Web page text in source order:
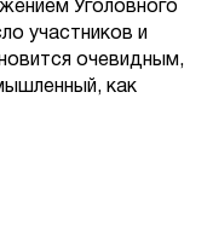
Уголовного
участников и
очевидным,
как